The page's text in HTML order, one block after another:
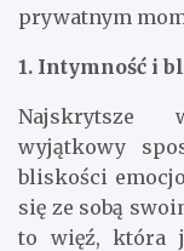
prywatnym
1. Intymność i
Najskrytsze
wyjątkowy
bliskości
się ze sobą
to więź, która